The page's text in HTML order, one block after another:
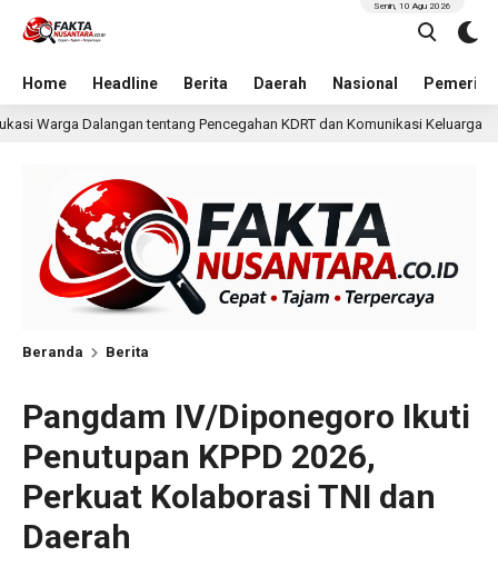
Home Headline Berita Daerah Nasional
Senin, 10 Agu 2026
KDRT dan Komunikasi Keluarga 2 hari lalu KKN Undip
Beranda Berita
Pangdam IV/Diponegoro Ikuti
Penutupan KPPD 2026,
Perkuat Kolaborasi TNI dan
Daerah